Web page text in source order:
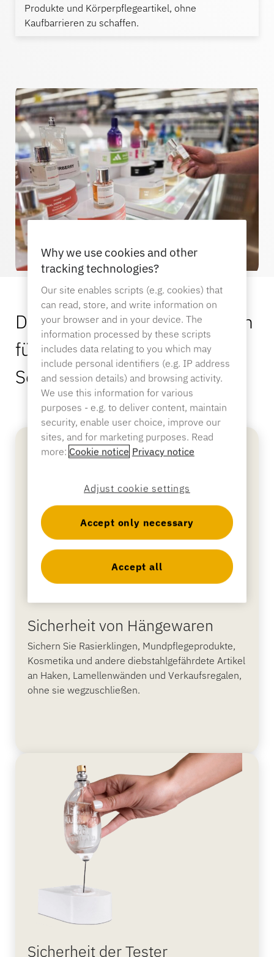
Produkte und Körperpflegeartikel, ohne
Kaufbarrieren zu schaffen.
Die umfassendsten Lösungen
für den Gesundheits- und
Schönheitsfachhandel
Sicherheit von Hängewaren
Sichern Sie Rasierklingen, Mundpflegeprodukte,
Kosmetika und andere diebstahlgefährdete Artikel
an Haken, Lamellenwänden und Verkaufsregalen,
ohne sie wegzuschließen.
Sicherheit der Tester
Why we use cookies and other
tracking technologies?
Our site enables scripts (e.g. cookies) that
can read, store, and write information on
your browser and in your device. The
information processed by these scripts
includes data relating to you which may
include personal identifiers (e.g. IP address
and session details) and browsing activity.
We use this information for various
purposes - e.g. to deliver content, maintain
security, enable user choice, improve our
sites, and for marketing purposes. Read
more: Cookie notice Privacy notice
Adjust cookie settings
Accept only necessary
Accept all